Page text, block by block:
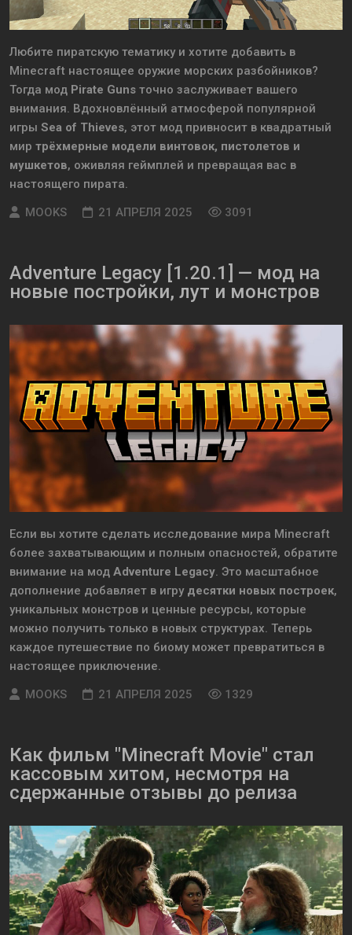
Любите пиратскую тематику и хотите добавить в
Minecraft настоящее оружие морских разбойников?
Тогда мод Pirate Guns точно заслуживает вашего
внимания. Вдохновлённый атмосферой популярной
игры Sea of Thieves, этот мод привносит в квадратный
мир трёхмерные модели винтовок, пистолетов и
мушкетов, оживляя геймплей и превращая вас в
настоящего пирата.
MOOKS
21 АПРЕЛЯ 2025 3091
Adventure Legacy [1.20.1] — мод на
новые постройки, лут и монстров
Если вы хотите сделать исследование мира Minecraft
более захватывающим и полным опасностей, обратите
внимание на мод Adventure Legacy. Это масштабное
дополнение добавляет в игру десятки новых построек,
уникальных монстров и ценные ресурсы, которые
можно получить только в новых структурах. Теперь
каждое путешествие по биому может превратиться в
настоящее приключение.
MOOKS
21 АПРЕЛЯ 2025 1329
Как фильм "Minecraft Movie" стал
кассовым хитом, несмотря на
сдержанные отзывы до релиза